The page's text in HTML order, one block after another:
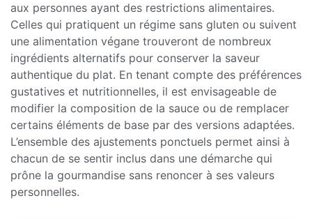
aux personnes ayant des restrictions alimentaires.
Celles qui pratiquent un régime sans gluten ou suivent
une alimentation végane trouveront de nombreux
ingrédients alternatifs pour conserver la saveur
authentique du plat. En tenant compte des préférences
gustatives et nutritionnelles, il est envisageable de
modifier la composition de la sauce ou de remplacer
certains éléments de base par des versions adaptées.
L’ensemble des ajustements ponctuels permet ainsi à
chacun de se sentir inclus dans une démarche qui
prône la gourmandise sans renoncer à ses valeurs
personnelles.